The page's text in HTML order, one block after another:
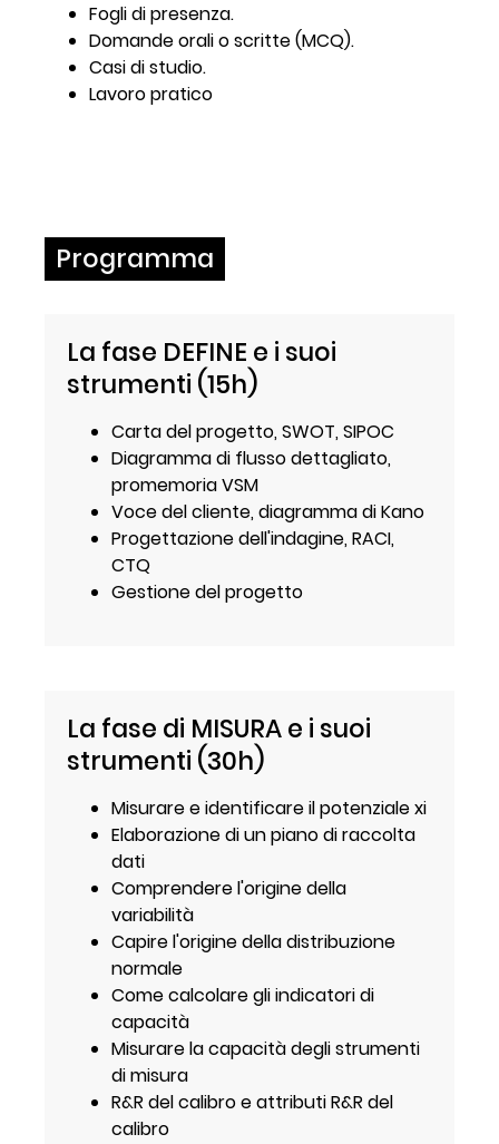
Fogli di presenza.
Domande orali o scritte (MCQ).
Casi di studio.
Lavoro pratico
Programma
La fase DEFINE e i suoi
strumenti (15h)
Carta del progetto, SWOT, SIPOC
Diagramma di flusso dettagliato,
promemoria VSM
Voce del cliente, diagramma di Kano
Progettazione dell'indagine, RACI,
CTQ
Gestione del progetto
La fase di MISURA e i suoi
strumenti (30h)
Misurare e identificare il potenziale xi
Elaborazione di un piano di raccolta
dati
Comprendere l'origine della
variabilità
Capire l'origine della distribuzione
normale
Come calcolare gli indicatori di
capacità
Misurare la capacità degli strumenti
di misura
R&R del calibro e attributi R&R del
calibro